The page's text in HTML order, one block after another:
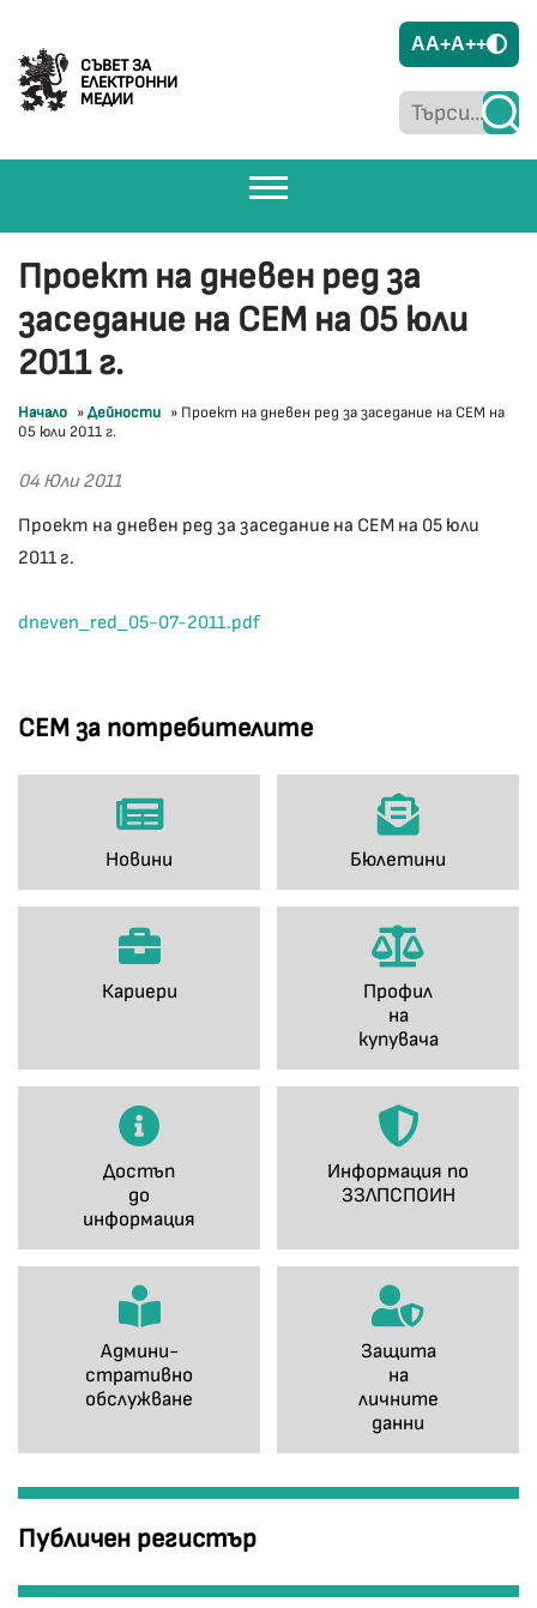
СЪВЕТ ЗА
ЕЛЕКТРОННИ
МЕДИИ
AA+A++
СЕМ за потребителите
Новини Бюлетини
Кариери
Профил
на
купувача
Достъп
до
информация
Информация по
ЗЗЛПСПОИН
Админи-
стративно
обслужване
Защита
на
личните
данни
Публичен регистър
Проект на дневен ред за
заседание на СЕМ на 05 юли
2011 г.
Начало »Дейности » Проект на дневен ред за заседание на СЕМ на
05 юли 2011 г.
04 Юли 2011
Проект на дневен ред за заседание на СЕМ на 05 юли
2011 г.
dneven_red_05-07-2011.pdf